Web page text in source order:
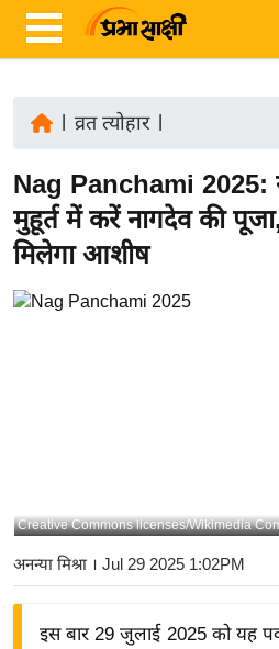
ज़ा
ख
ब
र
रा
य
ज़
व्रत त्योहार|
Nag Panchami 2025:
मुहूर्त में करें नागदेव की
मिलेगा आशीष
Creative Commons licenses/Wikimedia
अनन्या मिश्रा । Jul 29 2025 1:02PM
इस बार 29 जुलाई 2025 को यह पर्व